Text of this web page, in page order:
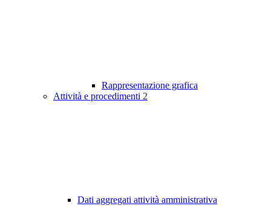
Rappresentazione grafica
Attività e procedimenti 2
Dati aggregati attività amministrativa